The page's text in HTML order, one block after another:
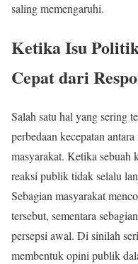
saling memengaruhi.
Ketika Isu
Cepat dari
Salah satu hal yang sering
perbedaan kecepatan
masyarakat. Ketika sebuah
reaksi publik tidak selalu
Sebagian masyarakat
tersebut, sementara
persepsi awal. Di sinilah
membentuk opini publik